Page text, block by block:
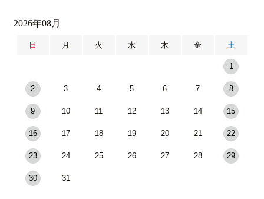
2026年08月
日 月 火 水 木 金 土
1
2 3 4 5 6 7 8
9 10 11 12 13 14 15
16 17 18 19 20 21 22
23 24 25 26 27 28 29
30 31